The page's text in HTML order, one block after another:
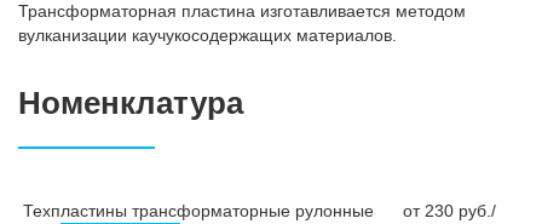
Трансформаторная пластина изготавливается методом
вулканизации каучукосодержащих материалов.
Номенклатура
Техпластины трансформаторные рулонные
от 230 руб./